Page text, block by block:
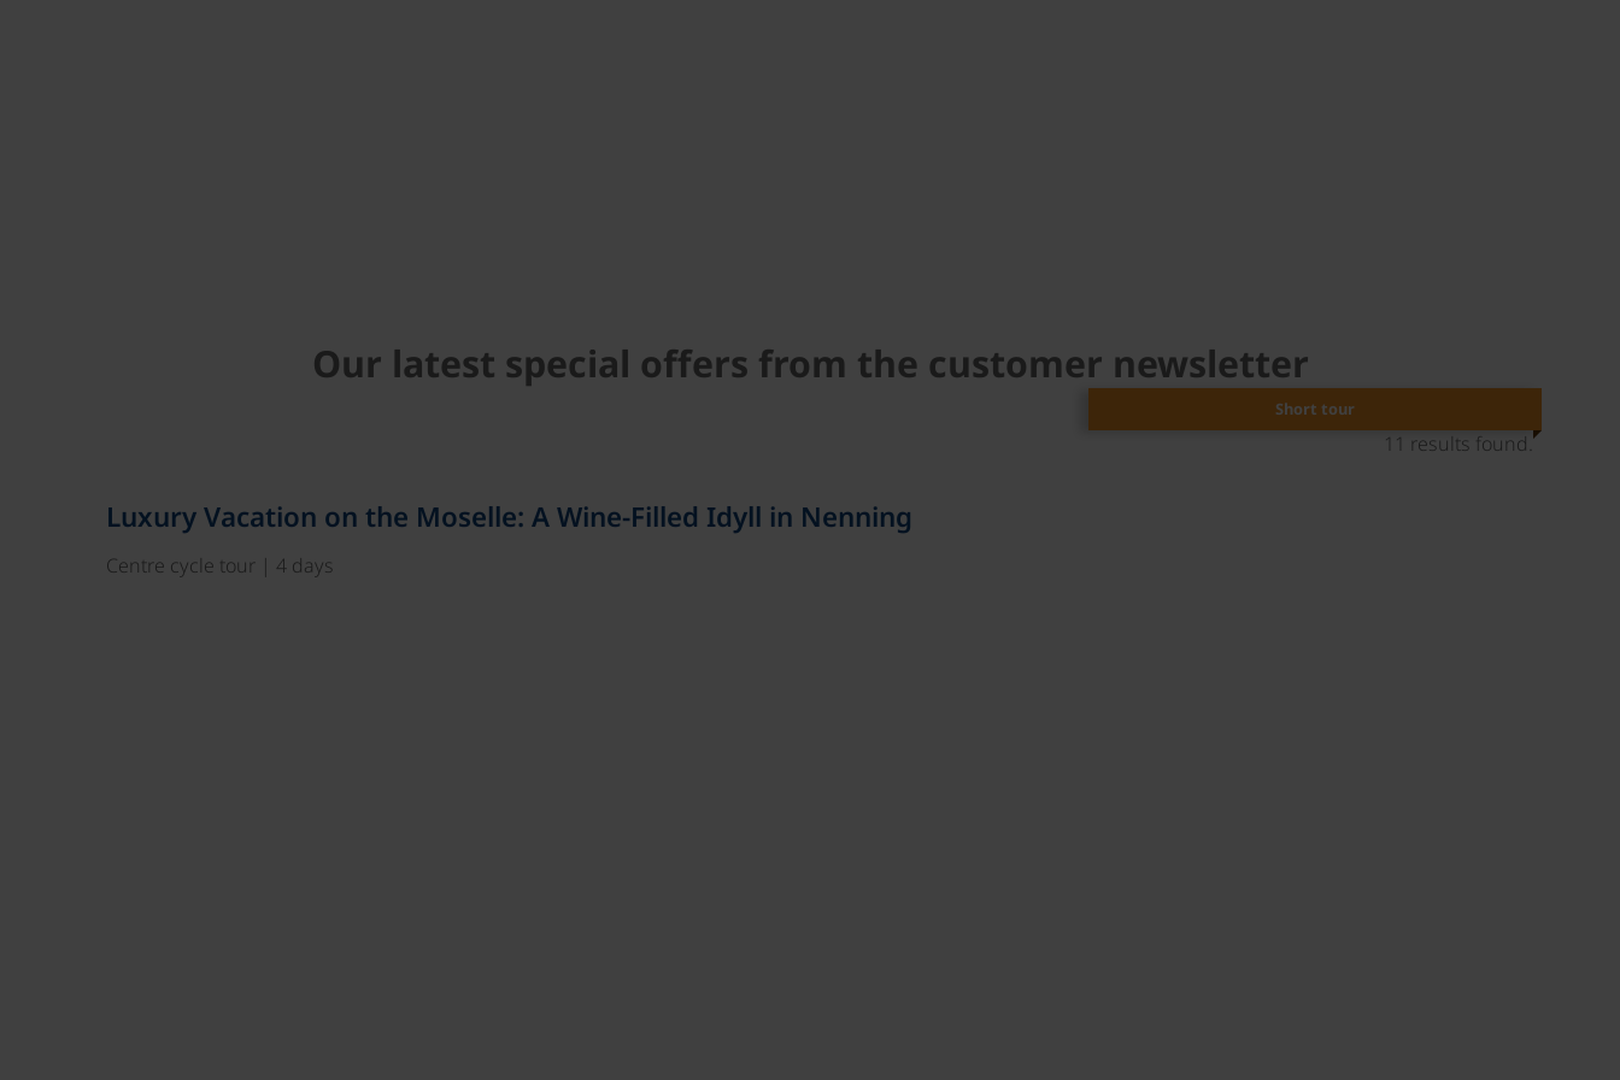
Our latest special offers from the customer newsletter
11 results found.
Short tour
Luxury Vacation on the Moselle: A Wine-Filled Idyll in Nenning
Centre cycle tour | 4 days